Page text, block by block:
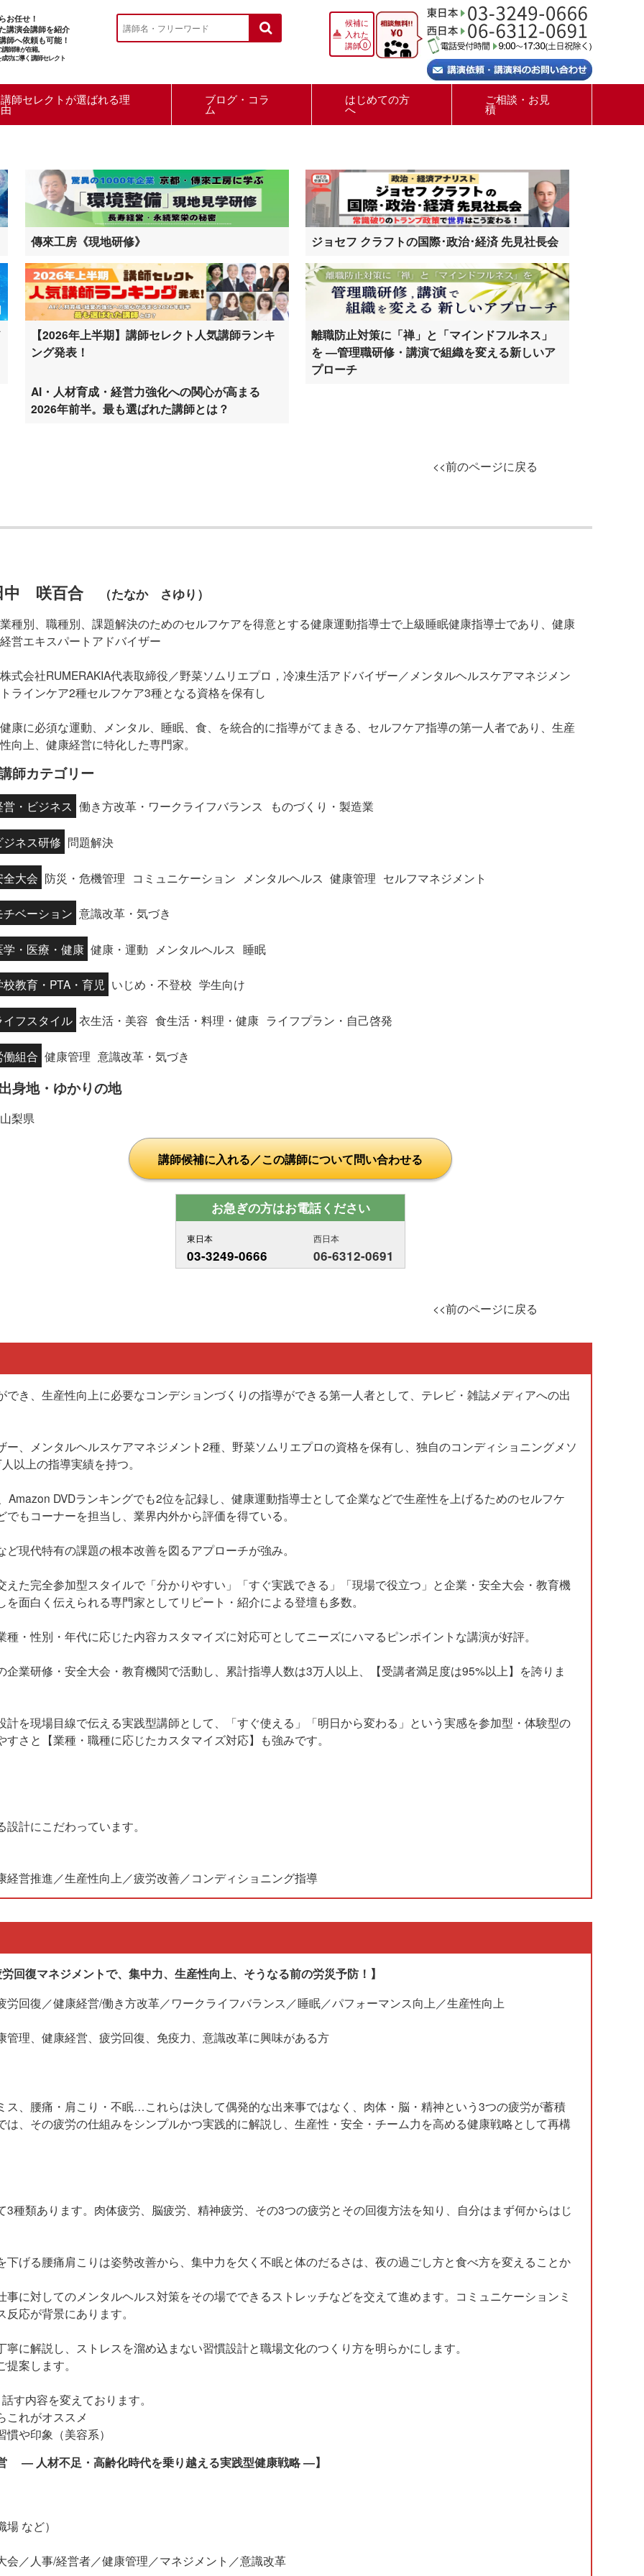
お任せ！
講演会講師を紹介
師へ依頼も可能！
師陣が在籍。
功に導く講師セレクト
候補に
入れた
講師0
講師セレクトが選ばれる理
由
ブログ・コラ
ム
はじめての方
へ
ご相談・お見
積
傳來工房《現地研修》 ジョセフ クラフトの国際･政治･経済 先見社長会
【2026年上半期】講師セレクト人気講師ランキ
ング発表！
AI・人材育成・経営力強化への関心が高まる
2026年前半。最も選ばれた講師とは？
離職防止対策に「禅」と「マインドフルネス」
を ―管理職研修・講演で組織を変える新しいア
プローチ
<<前のページに戻る
中 咲百合 （たなか さゆり）
業種別、職種別、課題解決のためのセルフケアを得意とする健康運動指導士で上級睡眠健康指導士であり、健康
経営エキスパートアドバイザー
株式会社RUMERAKIA代表取締役／野菜ソムリエプロ，冷凍生活アドバイザー／メンタルヘルスケアマネジメン
トラインケア2種セルフケア3種となる資格を保有し
健康に必須な運動、メンタル、睡眠、食、を統合的に指導がてまきる、セルフケア指導の第一人者であり、生産
性向上、健康経営に特化した専門家。
師カテゴリー
営・ビジネス 働き方改革・ワークライフバランス ものづくり・製造業
ジネス研修 問題解決
全大会 防災・危機管理 コミュニケーション メンタルヘルス 健康管理 セルフマネジメント
チベーション 意識改革・気づき
学・医療・健康 健康・運動 メンタルヘルス 睡眠
校教育・PTA・育児 いじめ・不登校 学生向け
イフスタイル 衣生活・美容 食生活・料理・健康 ライフプラン・自己啓発
働組合 健康管理 意識改革・気づき
身地・ゆかりの地
山梨県
講師候補に入れる／この講師について問い合わせる
お急ぎの方はお電話ください
東日本
03-3249-0666
西日本
06-6312-0691
<<前のページに戻る
き、生産性向上に必要なコンデションづくりの指導ができる第一人者として、テレビ・雑誌メディアへの出
、メンタルヘルスケアマネジメント2種、野菜ソムリエプロの資格を保有し、独自のコンディショニングメソ
以上の指導実績を持つ。
DVDランキングでも2位を記録し、健康運動指導士として企業などで生産性を上げるためのセルフケ
もコーナーを担当し、業界内外から評価を得ている。
現代特有の課題の根本改善を図るアプローチが強み。
た完全参加型スタイルで「分かりやすい」「すぐ実践できる」「現場で役立つ」と企業・安全大会・教育機
面白く伝えられる専門家としてリピート・紹介による登壇も多数。
・性別・年代に応じた内容カスタマイズに対応可としてニーズにハマるピンポイントな講演が好評。
業研修・安全大会・教育機関で活動し、累計指導人数は3万人以上、【受講者満足度は95%以上】を誇りま
を現場目線で伝える実践型講師として、「すぐ使える」「明日から変わる」という実感を参加型・体験型の
さと【業種・職種に応じたカスタマイズ対応】も強みです。
計にこだわっています。
営推進／生産性向上／疲労改善／コンディショニング指導
回復マネジメントで、集中力、生産性向上、そうなる前の労災予防！】
回復／健康経営/働き方改革／ワークライフバランス／睡眠／パフォーマンス向上／生産性向上
理、健康経営、疲労回復、免疫力、意識改革に興味がある方
、腰痛・肩こり・不眠…これらは決して偶発的な出来事ではなく、肉体・脳・精神という3つの疲労が蓄積
、その疲労の仕組みをシンプルかつ実践的に解説し、生産性・安全・チーム力を高める健康戦略として再構
種類あります。肉体疲労、脳疲労、精神疲労、その3つの疲労とその回復方法を知り、自分はまず何からはじ
げる腰痛肩こりは姿勢改善から、集中力を欠く不眠と体のだるさは、夜の過ごし方と食べ方を変えることか
に対してのメンタルヘルス対策をその場でできるストレッチなどを交えて進めます。コミュニケーションミ
応が背景にあります。
に解説し、ストレスを溜め込まない習慣設計と職場文化のつくり方を明らかにします。
案します。
す内容を変えております。
これがオススメ
や印象（美容系）
― 人材不足・高齢化時代を乗り越える実践型健康戦略 ―】
など）
／人事/経営者／健康管理／マネジメント／意識改革